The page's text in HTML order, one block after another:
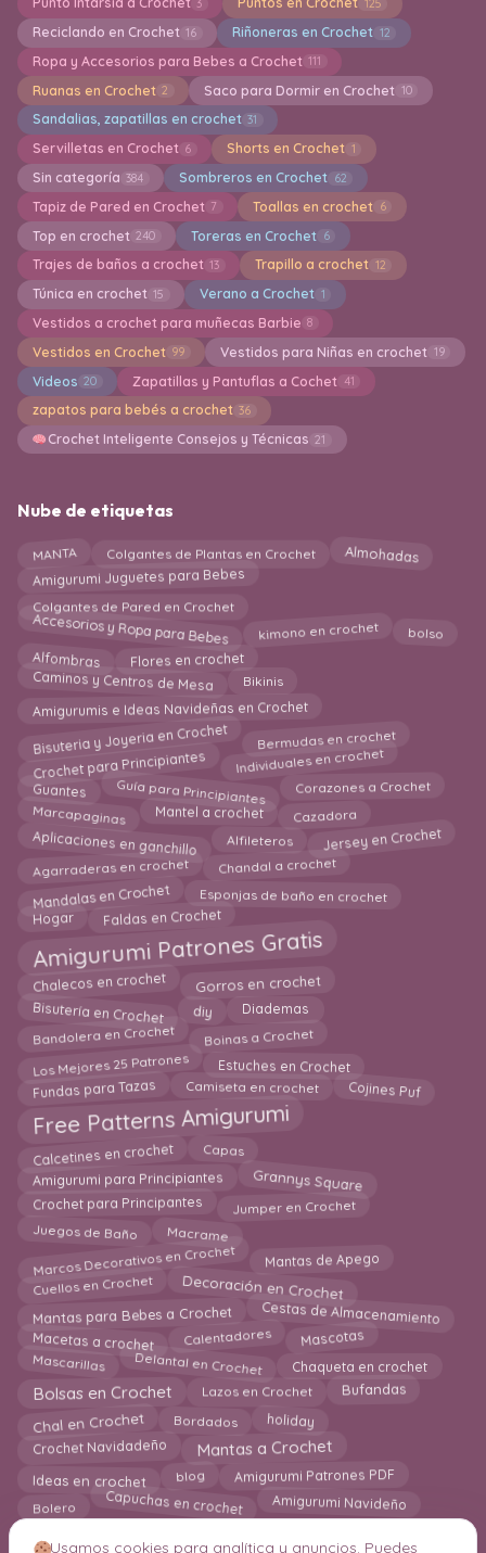
3 125
Reciclando en Crochet 16 Riñoneras en Crochet 12
Ropa y Accesorios para Bebes a Crochet 111
Ruanas en Crochet 2 Saco para Dormir en Crochet 10
Sandalias, zapatillas en crochet 31
Servilletas en Crochet 6 Shorts en Crochet 1
Sin categoría 384 Sombreros en Crochet 62
Tapiz de Pared en Crochet 7 Toallas en crochet 6
Top en crochet 240 Toreras en Crochet 6
Trajes de baños a crochet 13 Trapillo a crochet 12
Túnica en crochet 15 Verano a Crochet 1
Vestidos a crochet para muñecas Barbie 8
Vestidos en Crochet 99 Vestidos para Niñas en crochet 19
Videos 20 Zapatillas y Pantuflas a Cochet 41
zapatos para bebés a crochet 36
Crochet Inteligente Consejos y Técnicas 21
Nube de etiquetas
MANTA Colgantes de Plantas en Crochet Almohadas
Amigurumi Juguetes para Bebes
Colgantes de Pared en Crochet
Accesorios y Ropa para Bebes kimono en crochet bolso
Alfombras Flores en crochet
Caminos y Centros de Mesa Bikinis
Amigurumis e Ideas Navideñas en Crochet
Bisuteria y Joyeria en Crochet Bermudas en crochet
Crochet para Principiantes Individuales en crochet
Guantes Guía para Principiantes Corazones a Crochet
Marcapaginas Mantel a crochet Cazadora
Aplicaciones en ganchillo Alfileteros Jersey en Crochet
Agarraderas en crochet Chandal a crochet
Mandalas en Crochet Esponjas de baño en crochet
Hogar Faldas en Crochet
Amigurumi Patrones Gratis
Chalecos en crochet Gorros en crochet
Bisutería en Crochet diy Diademas
Bandolera en Crochet Boinas a Crochet
Los Mejores 25 Patrones Estuches en Crochet
Fundas para Tazas Camiseta en crochet Cojines Puf
Free Patterns Amigurumi
Calcetines en crochet Capas
Amigurumi para Principiantes Grannys Square
Crochet para Principantes Jumper en Crochet
Juegos de Baño Macrame
Marcos Decorativos en Crochet Mantas de Apego
Cuellos en Crochet Decoración en Crochet
Mantas para Bebes a Crochet Cestas de Almacenamiento
Macetas a crochet Calentadores Mascotas
Mascarillas Delantal en Crochet Chaqueta en crochet
Bolsas en Crochet Lazos en Crochet Bufandas
Chal en Crochet Bordados holiday
Crochet Navidadeño Mantas a Crochet
Ideas en crochet blog Amigurumi Patrones PDF
Bolero Capuchas en crochet Amigurumi Navideño
Usamos cookies para analítica y anuncios. Puedes